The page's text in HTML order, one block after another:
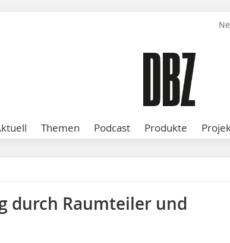
Themen Podcast Produkte
durch Raumteiler und